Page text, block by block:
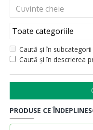
Caută și în subcategorii
Caută și în descrierea
PRODUSE CE